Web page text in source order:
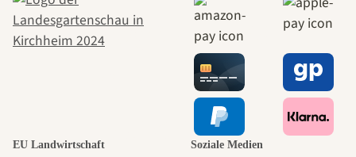
Wege zu uns
selbst führt
durch den
EU Landwirtschaft Soziale Medien